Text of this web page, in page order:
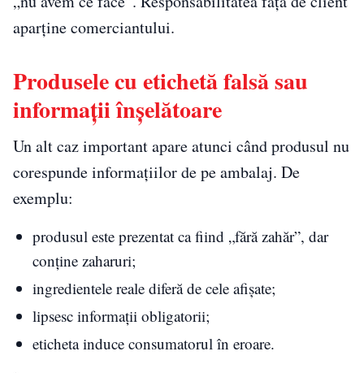
aparține comerciantului.
Produsele cu etichetă falsă sau
informații înșelătoare
Un alt caz important apare atunci când produsul nu
corespunde informațiilor de pe ambalaj. De
exemplu:
produsul este prezentat ca fiind „fără zahăr”, dar
conține zaharuri;
ingredientele reale diferă de cele afișate;
lipsesc informații obligatorii;
eticheta induce consumatorul în eroare.